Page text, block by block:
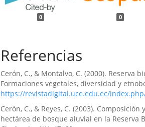
0 0
Referencias
Cerón, C., & Montalvo, C. (2000). Reserva
Formaciones vegetales, diversidad y
https://revistadigital.uce.edu.ec/
Cerón, C., & Reyes, C. (2003).
hectárea de bosque aluvial en la Reserva